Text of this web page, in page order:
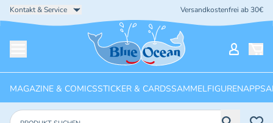
Kontakt & Service Versandkostenfrei ab 30€
Startseite
MAGAZINE & COMICSSTICKER & CARDSSAMMELFIGURENAPPS
Produkte suchen